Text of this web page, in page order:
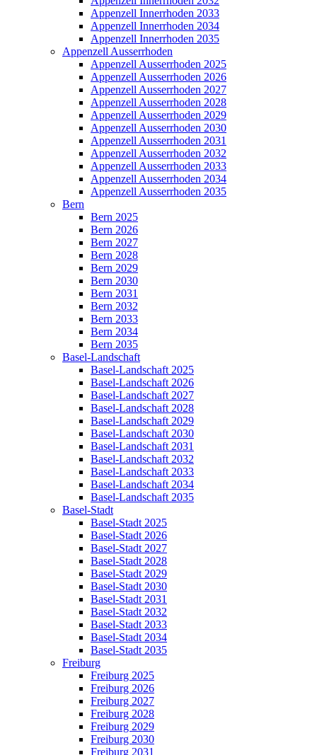
Appenzell Innerrhoden 2033
Appenzell Innerrhoden 2034
Appenzell Innerrhoden 2035
Appenzell Ausserrhoden
Appenzell Ausserrhoden 2025
Appenzell Ausserrhoden 2026
Appenzell Ausserrhoden 2027
Appenzell Ausserrhoden 2028
Appenzell Ausserrhoden 2029
Appenzell Ausserrhoden 2030
Appenzell Ausserrhoden 2031
Appenzell Ausserrhoden 2032
Appenzell Ausserrhoden 2033
Appenzell Ausserrhoden 2034
Appenzell Ausserrhoden 2035
Bern
Bern 2025
Bern 2026
Bern 2027
Bern 2028
Bern 2029
Bern 2030
Bern 2031
Bern 2032
Bern 2033
Bern 2034
Bern 2035
Basel-Landschaft
Basel-Landschaft 2025
Basel-Landschaft 2026
Basel-Landschaft 2027
Basel-Landschaft 2028
Basel-Landschaft 2029
Basel-Landschaft 2030
Basel-Landschaft 2031
Basel-Landschaft 2032
Basel-Landschaft 2033
Basel-Landschaft 2034
Basel-Landschaft 2035
Basel-Stadt
Basel-Stadt 2025
Basel-Stadt 2026
Basel-Stadt 2027
Basel-Stadt 2028
Basel-Stadt 2029
Basel-Stadt 2030
Basel-Stadt 2031
Basel-Stadt 2032
Basel-Stadt 2033
Basel-Stadt 2034
Basel-Stadt 2035
Freiburg
Freiburg 2025
Freiburg 2026
Freiburg 2027
Freiburg 2028
Freiburg 2029
Freiburg 2030
Freiburg 2031